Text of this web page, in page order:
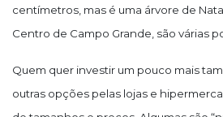
centímetros, mas é uma árvore de
Centro de Campo Grande, são várias
Quem quer investir um pouco mais
outras opções pelas lojas e